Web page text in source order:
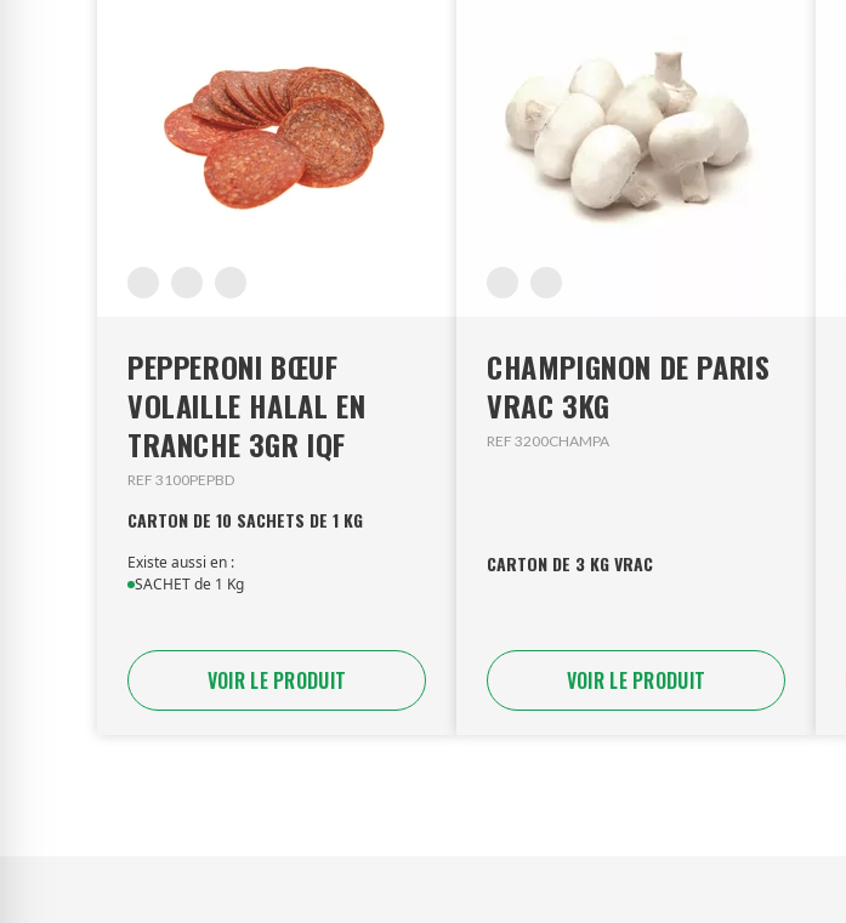
PEPPERONI BŒUF
VOLAILLE HALAL EN
TRANCHE 3GR IQF
REF 3100PEPBD
CARTON DE 10 SACHETS DE 1 KG
Existe aussi en :
SACHET de 1 Kg
VOIR LE PRODUIT
CHAMPIGNON DE PARIS
VRAC 3KG
REF 3200CHAMPA
CARTON DE 3 KG VRAC
VOIR LE PRODUIT